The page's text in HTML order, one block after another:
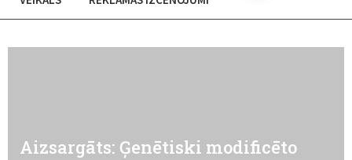
Aizsargāts: Ģenētiski modificēto